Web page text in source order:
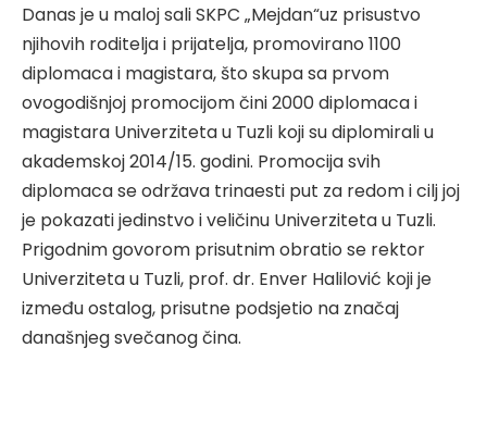
Danas je u maloj sali SKPC „Mejdan“uz prisustvo
njihovih roditelja i prijatelja, promovirano 1100
diplomaca i magistara, što skupa sa prvom
ovogodišnjoj promocijom čini 2000 diplomaca i
magistara Univerziteta u Tuzli koji su diplomirali u
akademskoj 2014/15. godini. Promocija svih
diplomaca se održava trinaesti put za redom i cilj joj
je pokazati jedinstvo i veličinu Univerziteta u Tuzli.
Prigodnim govorom prisutnim obratio se rektor
Univerziteta u Tuzli, prof. dr. Enver Halilović koji je
između ostalog, prisutne podsjetio na značaj
današnjeg svečanog čina.